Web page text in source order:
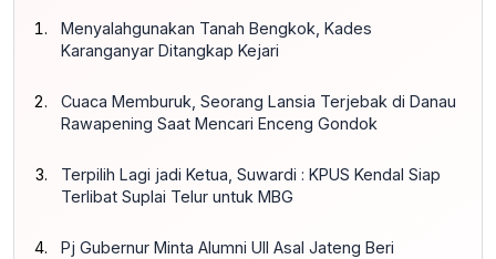
Menyalahgunakan Tanah Bengkok, Kades
Karanganyar Ditangkap Kejari
Cuaca Memburuk, Seorang Lansia Terjebak di Danau
Rawapening Saat Mencari Enceng Gondok
Terpilih Lagi jadi Ketua, Suwardi : KPUS Kendal Siap
Terlibat Suplai Telur untuk MBG
Pj Gubernur Minta Alumni UII Asal Jateng Beri